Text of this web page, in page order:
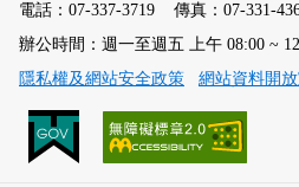
電話：07-337-3719 傳真：07-331-
辦公時間：週一至週五 上午 08:00 ~
隱私權及網站安全政策
網站資料開